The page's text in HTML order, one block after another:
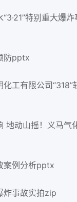
“3·21”特别重大爆
防pptx
化工有限公司
案例分析pptx
炸事故实拍zip